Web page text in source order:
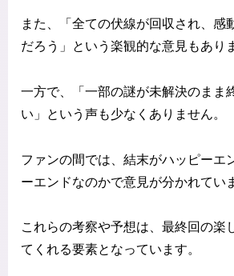
また、「全ての伏線が回収され、感
だろう」という楽観的な意見もあり
一方で、「一部の謎が未解決のまま
い」という声も少なくありません。
ファンの間では、結末がハッピーエ
ーエンドなのかで意見が分かれてい
これらの考察や予想は、最終回の楽
てくれる要素となっています。